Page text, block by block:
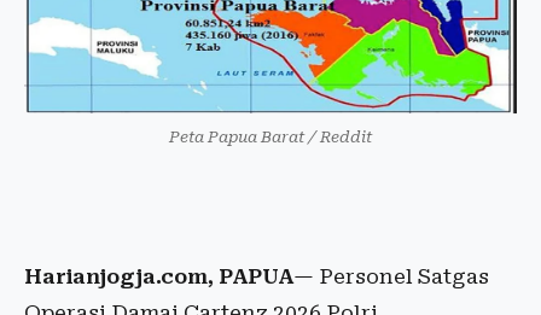
Peta Papua Barat / Reddit
Harianjogja.com, PAPUA— Personel Satgas